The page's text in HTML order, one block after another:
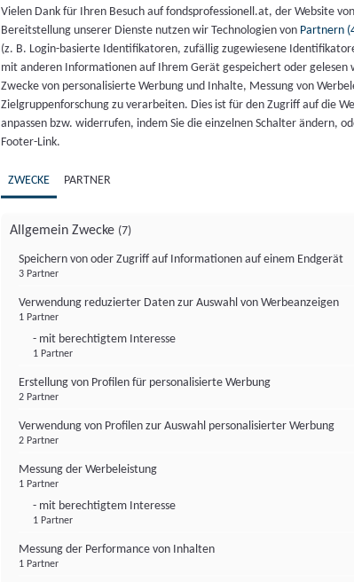
Vielen Dank für Ihren Besuch auf fondsprofessionell.at, der Website
Bereitstellung unserer Dienste nutzen wir Technologien von Partnern
(z. B. Login-basierte Identifikatoren, zufällig zugewiesene
mit anderen Informationen auf Ihrem Gerät gespeichert oder
Zwecke von personalisierte Werbung und Inhalte, Messung von
Zielgruppenforschung zu verarbeiten. Dies ist für den Zugriff auf die
anpassen bzw. widerrufen, indem Sie die einzelnen Schalter ändern,
Footer-Link.
ZWECKE PARTNER
Allgemein Zwecke (7)
Speichern von oder Zugriff auf Informationen auf einem Endgerät
3 Partner
Verwendung reduzierter Daten zur Auswahl von Werbeanzeigen
1 Partner
- mit berechtigtem Interesse
1 Partner
Erstellung von Profilen für personalisierte Werbung
2 Partner
Verwendung von Profilen zur Auswahl personalisierter Werbung
2 Partner
Messung der Werbeleistung
1 Partner
- mit berechtigtem Interesse
1 Partner
Messung der Performance von Inhalten
1 Partner